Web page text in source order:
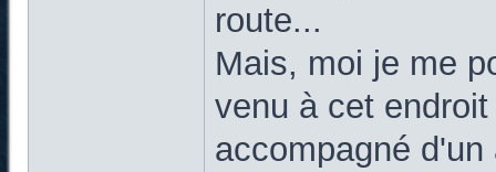
route...
Mais, moi je me
venu à cet
accompagné